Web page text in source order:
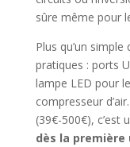
sûre même pour
Plus qu’un
pratiques : ports
lampe LED pour
compresseur
(39€-500€), c’est
dès la